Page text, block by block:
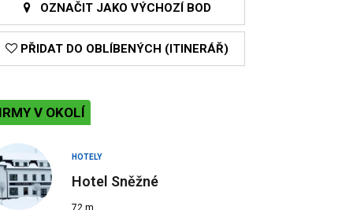
OZNAČIT JAKO VÝCHOZÍ BOD
PŘIDAT DO OBLÍBENÝCH (ITINERÁŘ)
V OKOLÍ
HOTELY
Hotel Sněžné
72 m